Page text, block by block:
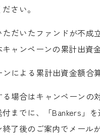
さい。
だいたファンドが不成
ャンペーンの累計出資
による累計出資金額合
場合はキャンペーンの
付までに、「Bankers」
終了後のご案内でメール